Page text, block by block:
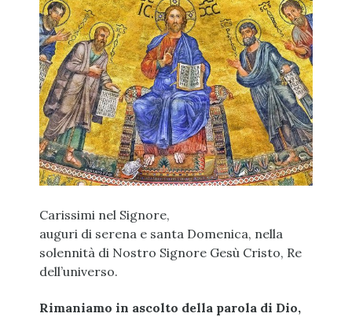
Carissimi nel Signore,
auguri di serena e santa Domenica, nella
solennità di Nostro Signore Gesù Cristo, Re
dell’universo.
Rimaniamo in ascolto della parola di Dio,